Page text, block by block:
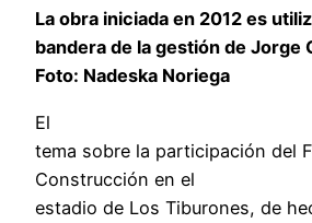
La obra iniciada en 2012 es
bandera de la gestión de Jorge
Foto: Nadeska Noriega
El
tema sobre la participación del
Construcción en el
estadio de Los Tiburones, de